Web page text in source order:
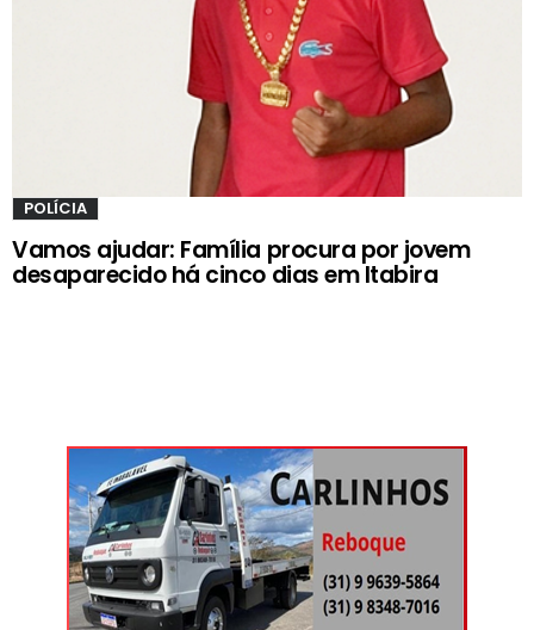
POLÍCIA
Vamos ajudar: Família procura por jovem
desaparecido há cinco dias em Itabira